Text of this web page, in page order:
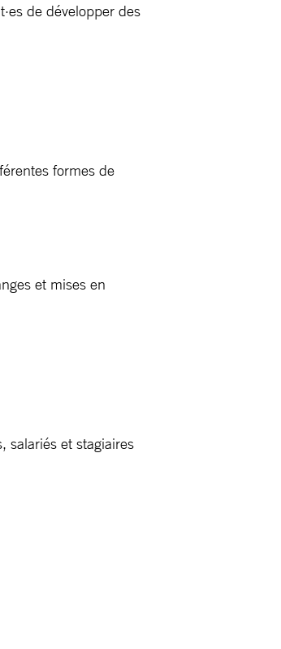
de développer des
formes de
et mises en
salariés et stagiaires